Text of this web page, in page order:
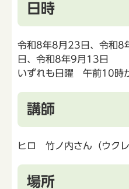
日時
令和8年8月23日、令和8
日、令和8年9月13日
いずれも日曜 午前10時
講師
ヒロ 竹ノ内さん（ウクレ
場所